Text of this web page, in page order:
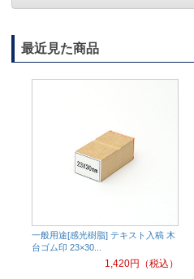
最近見た商品
一般用途[感光樹脂] テキスト入稿 木
台ゴム印 23×30...
1,420円（税込）